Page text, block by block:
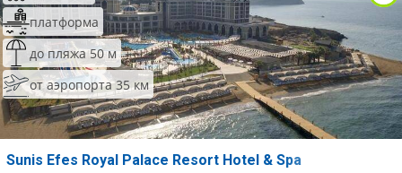
платформа
до пляжа 50 м
от аэропорта 35 км
Sunis Efes Royal Palace Resort Hotel & Spa